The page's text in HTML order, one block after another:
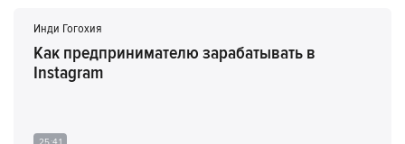
Инди Гогохия
Как предпринимателю зарабатывать в
Instagram